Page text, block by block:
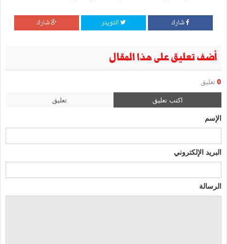
شارك التويتر شارك
أضف تعليق على هذا المقال
0 تعليق
اكتب تعليق تعليق
الإسم
البريد الإلكتروني
الرسالة